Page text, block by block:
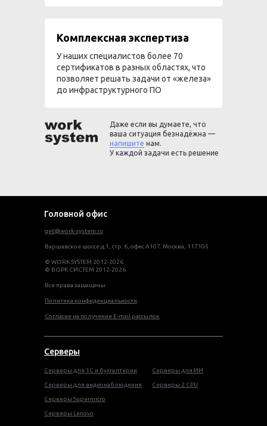
Комплексная экспертиза
У наших специалистов более 70
сертификатов в разных областях, что
позволяет решать задачи от «железа»
до инфраструктурного ПО
Даже если вы думаете, что
ваша ситуация безнадёжна —
напишите нам.
У каждой задачи есть решение
get@work-system.ru
Варшавское шоссе д.1, стр. 6, офис А107. Москва, 117105
© WORK SYSTEM 2012-2026
© ВОРК СИСТЕМ 2012-2026
Все права защищены
Политика конфиденциальности
Согласие на получение E-mail рассылок
Головной офис
Серверы
Серверы для 1С и бухгалтерии
Серверы для видеонаблюдения
Серверы Supermicro
Серверы Lenovo
Серверы для ИИ
Серверы 2 CPU